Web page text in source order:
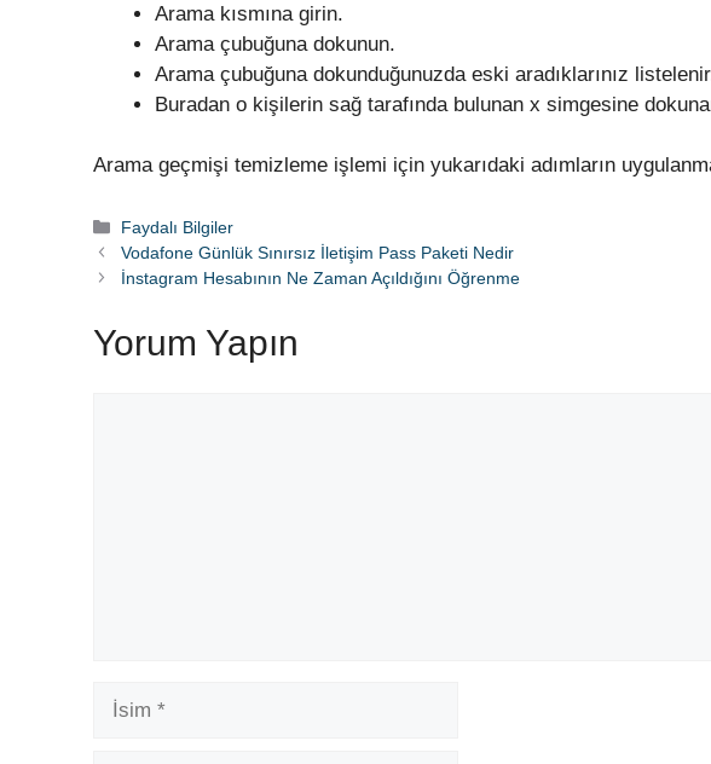
Arama kısmına girin.
Arama çubuğuna dokunun.
Arama çubuğuna dokunduğunuzda eski aradıklarınız
Buradan o kişilerin sağ tarafında bulunan x simgesine
Arama geçmişi temizleme işlemi için yukarıdaki adımların
Kategoriler
Faydalı Bilgiler
Vodafone Günlük Sınırsız İletişim Pass Paketi Nedir
İnstagram Hesabının Ne Zaman Açıldığını Öğrenme
Yorum Yapın
İsim